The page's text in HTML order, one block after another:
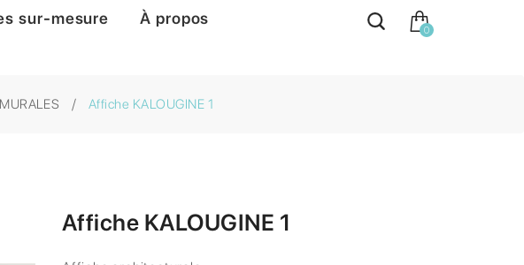
sur-mesure À propos
0
Affiche KALOUGINE 1
Affiche KALOUGINE 1